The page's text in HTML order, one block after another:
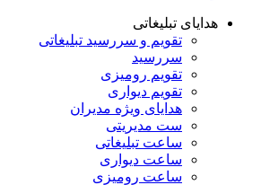
هدایای تبلیغاتی
تقویم و سررسید تبلیغاتی
سررسید
تقویم رومیزی
تقویم دیواری
هدایای ویژه مدیران
ست مدیریتی
ساعت تبلیغاتی
ساعت دیواری
ساعت رومیزی